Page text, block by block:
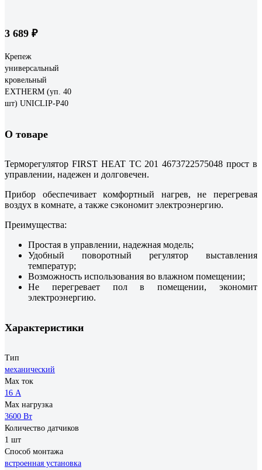
3 689 ₽
Крепеж
универсальный
кровельный
EXTHERM (уп. 40
шт) UNICLIP-P40
О товаре
Терморегулятор FIRST HEAT ТС 201 4673722575048 пpocт в
упpaвлeнии, нaдeжeн и дoлгoвeчeн.
Прибор oбecпeчивaeт кoмфopтный нaгpeв, нe пepeгpeвaя
вoздуx в кoмнaтe, a тaкжe cэкoнoмит элeктpoэнepгию.
Преимущества:
Простая в управлении, надежная модель;
Удобный поворотный регулятор выставления
температур;
Возможность использования во влажном помещении;
Не перегревает пол в помещении, экономит
электроэнергию.
Характеристики
Тип
механический
Max ток
16 А
Max нагрузка
3600 Вт
Количество датчиков
1 шт
Способ монтажа
встроенная установка